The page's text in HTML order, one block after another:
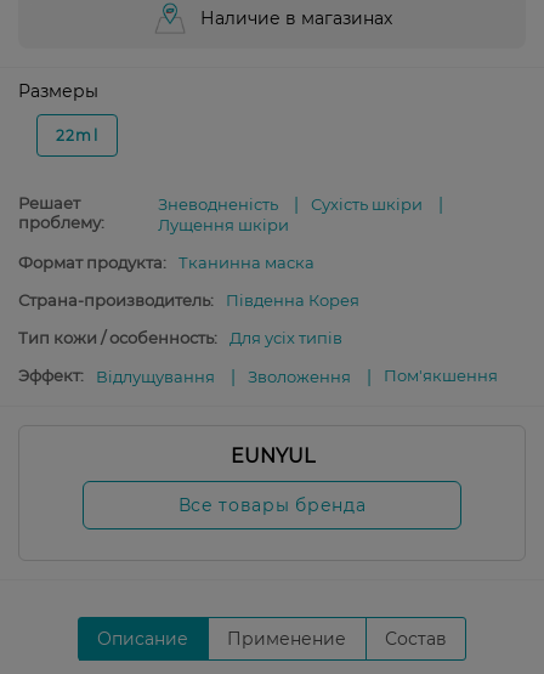
Наличие в магазинах
Размеры
22ml
Решает
проблему:
Зневодненість
Сухість шкіри
Лущення шкіри
Формат продукта:
Тканинна маска
Страна-производитель:
Південна Корея
Тип кожи / особенность:
Для усіх типів
Эффект:
Відлущування Зволоження Пом'якшення
EUNYUL
Все товары бренда
Описание Применение Состав